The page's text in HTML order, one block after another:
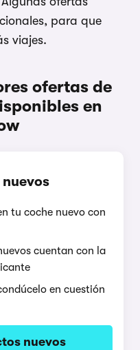
para que
viajes.
ofertas de
en
tu coche nuevo con
cuentan con la
en cuestión
nuevos